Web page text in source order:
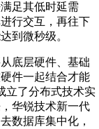
足其低时延需
行交互，再往下
到微秒级。
底层硬件、基础
件一起结合才能
立了分布式技术实
华锐技术新一代
数据库集中化，